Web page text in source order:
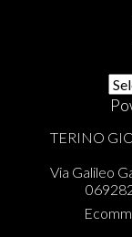
TERINO
Via Galileo